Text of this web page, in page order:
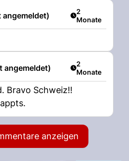
angemeldet) Artikel
2
Monate
angemeldet) Artikel
2
Monate
Bravo Schweiz!!
anzeigen